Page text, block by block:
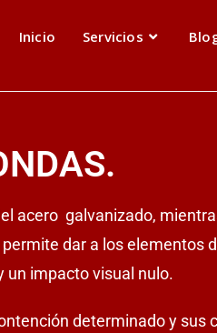
Inicio Servicios
acero galvanizado,
permite dar a los elementos
un impacto visual nulo.
determinado y sus